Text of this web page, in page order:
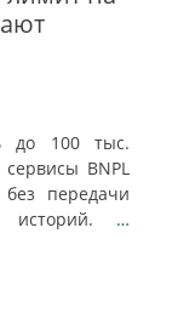
до 100 тыс.
BNPL
передачи
историй. …